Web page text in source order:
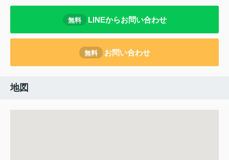
無料 LINEからお問い合わせ
無料 お問い合わせ
地図